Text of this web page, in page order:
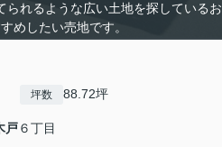
られるような広い土地を探しているお
めしたい売地です。
坪数 88.72坪
戸６丁目